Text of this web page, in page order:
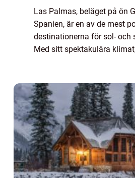
Las Palmas, beläget på ön
Spanien, är en av de mest
destinationerna för sol- och
Med sitt spektakulära
fl...